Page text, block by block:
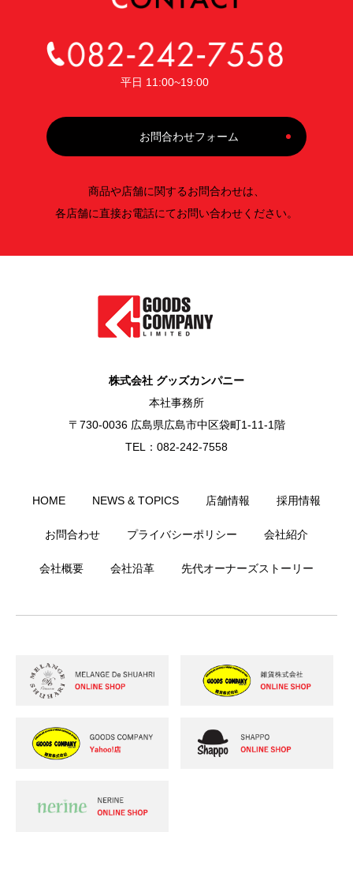
平日 11:00~19:00
お問合わせフォーム
商品や店舗に関するお問合わせは、
各店舗に直接お電話にてお問い合わせください。
株式会社 グッズカンパニー
本社事務所
〒730-0036 広島県広島市中区袋町1-11-1階
TEL：082-242-7558
HOME NEWS & TOPICS 店舗情報 採用情報
お問合わせ プライバシーポリシー 会社紹介
会社概要 会社沿革 先代オーナーズストーリー